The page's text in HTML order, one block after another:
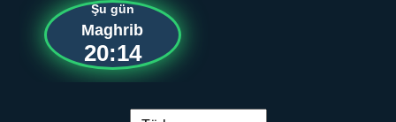
Şu gün
Maghrib
20:14